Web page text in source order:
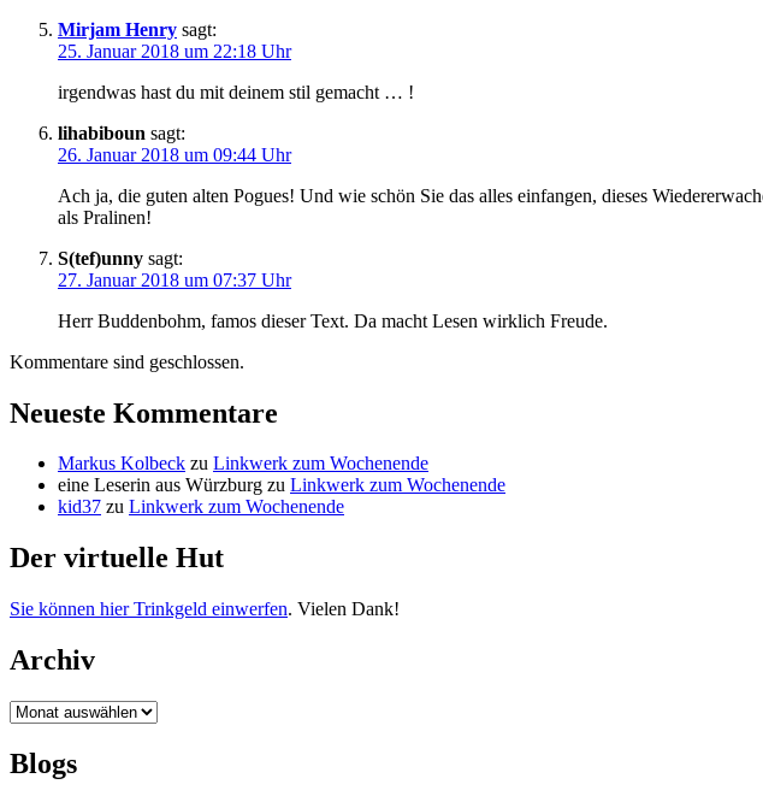
Mirjam Henry sagt:
25. Januar 2018 um 22:18 Uhr
irgendwas hast du mit deinem stil gemacht … !
lihabiboun sagt:
26. Januar 2018 um 09:44 Uhr
Ach ja, die guten alten Pogues! Und wie schön Sie das alles einfangen, dieses
als Pralinen!
S(tef)unny sagt:
27. Januar 2018 um 07:37 Uhr
Herr Buddenbohm, famos dieser Text. Da macht Lesen wirklich Freude.
Kommentare sind geschlossen.
Neueste Kommentare
Markus Kolbeck zu Linkwerk zum Wochenende
eine Leserin aus Würzburg zu Linkwerk zum Wochenende
kid37 zu Linkwerk zum Wochenende
Der virtuelle Hut
Sie können hier Trinkgeld einwerfen. Vielen Dank!
Archiv
Archiv
Blogs